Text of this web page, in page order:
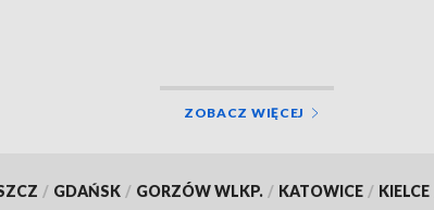
ZOBACZ WIĘCEJ
/ GDAŃSK / GORZÓW WLKP. / KATOWICE / KIELCE